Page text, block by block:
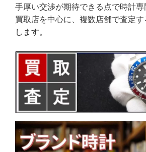
手厚い交渉が期待できる点で時計
買取店を中心に、複数店舗で査定す
します。